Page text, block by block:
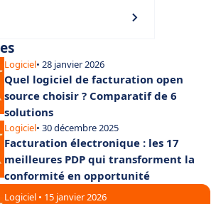
Logiciel• 28 janvier 2026
Quel logiciel de facturation open
source choisir ? Comparatif de 6
solutions
Logiciel• 30 décembre 2025
Facturation électronique : les 17
meilleures PDP qui transforment la
conformité en opportunité
Logiciel • 15 janvier 2026